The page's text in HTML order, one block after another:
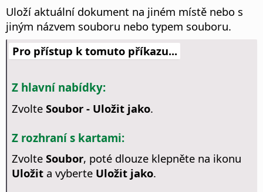
Uloží aktuální dokument na jiném místě nebo s
jiným názvem souboru nebo typem souboru.
Pro přístup k tomuto příkazu...
Z hlavní nabídky:
Zvolte Soubor - Uložit jako.
Z rozhraní s kartami:
Zvolte Soubor, poté dlouze klepněte na ikonu
Uložita vyberte Uložit jako.